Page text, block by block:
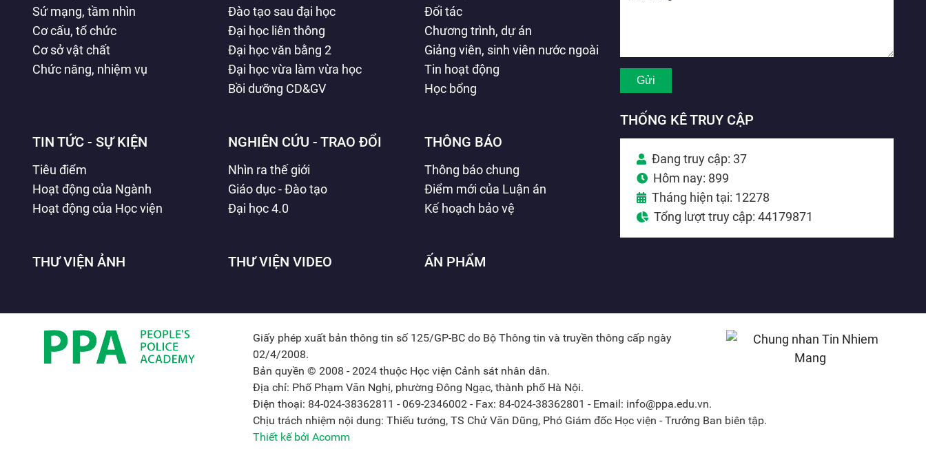
Sứ mạng, tầm nhìn
Cơ cấu, tổ chức
Cơ sở vật chất
Chức năng, nhiệm vụ
Đào tạo sau đại học
Đại học liên thông
Đại học văn bằng 2
Đại học vừa làm vừa học
Bồi dưỡng CD&GV
Đối tác
Chương trình, dự án
Giảng viên, sinh viên nước ngoài
Tin hoạt động
Học bổng
TIN TỨC - SỰ KIỆN
Tiêu điểm
Hoạt động của Ngành
Hoạt động của Học viện
NGHIÊN CỨU - TRAO ĐỔI
Nhìn ra thế giới
Giáo dục - Đào tạo
Đại học 4.0
THÔNG BÁO
Thông báo chung
Điểm mới của Luận án
Kế hoạch bảo vệ
THƯ VIỆN ẢNH THƯ VIỆN VIDEO ẤN PHẨM
THỐNG KÊ TRUY CẬP
Đang truy cập: 37
Hôm nay: 899
Tháng hiện tại: 12278
Tổng lượt truy cập: 44179871
Giấy phép xuất bản thông tin số 125/GP-BC do Bộ Thông tin và truyền thông cấp ngày
02/4/2008.
Bản quyền © 2008 - 2024 thuộc Học viện Cảnh sát nhân dân.
Địa chỉ: Phố Phạm Văn Nghị, phường Đông Ngạc, thành phố Hà Nội.
Điện thoại: 84-024-38362811 - 069-2346002 - Fax: 84-024-38362801 - Email: info@ppa.edu.vn.
Chịu trách nhiệm nội dung: Thiếu tướng, TS Chử Văn Dũng, Phó Giám đốc Học viện - Trưởng Ban biên tập.
Thiết kế bởi Acomm